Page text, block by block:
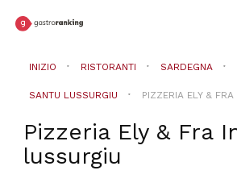
INIZIO RISTORANTI SARDEGNA
SANTU LUSSURGIU PIZZERIA ELY & FRA
Pizzeria Ely & Fra
lussurgiu